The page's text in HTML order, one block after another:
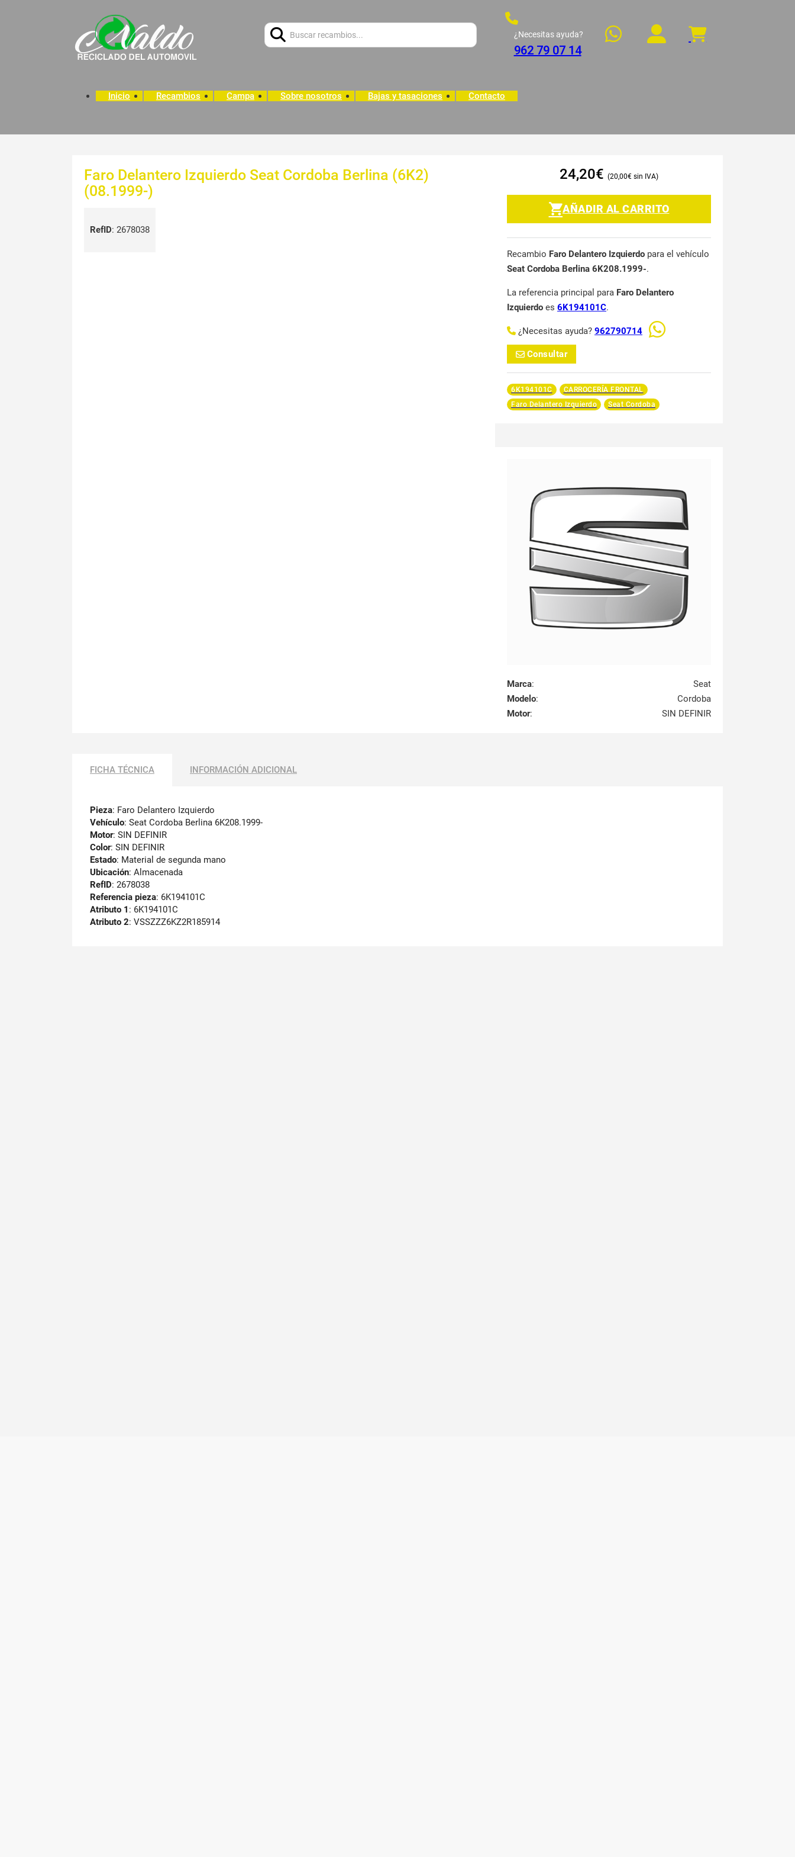
¿Necesitas ayuda?
962 79 07 14
Inicio Recambios Campa Sobre nosotros Bajas y tasaciones Contacto
Faro Delantero Izquierdo Seat Cordoba Berlina (6K2)
(08.1999-)
RefID: 2678038
24,20€ 20,00€
AÑADIR AL CARRITO
Recambio Faro Delantero Izquierdo para el vehículo
Seat Cordoba Berlina 6K208.1999-.
La referencia principal para Faro Delantero
Izquierdo es 6K194101C.
¿Necesitas ayuda? 962790714
Consultar
6K194101C
CARROCERÍA FRONTAL
Faro Delantero Izquierdo
Seat Cordoba
Marca:
Seat
Modelo:
Cordoba
Motor: SIN DEFINIR
FICHA TÉCNICA INFORMACIÓN ADICIONAL
Pieza: Faro Delantero Izquierdo
Vehículo: Seat Cordoba Berlina 6K208.1999-
Motor: SIN DEFINIR
Color: SIN DEFINIR
Estado: Material de segunda mano
Ubicación: Almacenada
RefID: 2678038
Referencia pieza: 6K194101C
Atributo 1 : 6K194101C
Atributo 2: VSSZZZ6KZ2R185914